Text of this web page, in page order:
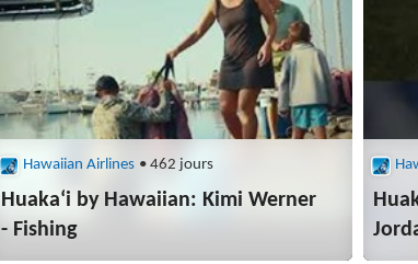
Hawaiian Airlines • 462 jours
Huakaʻi by Hawaiian: Kimi Werner
- Fishing